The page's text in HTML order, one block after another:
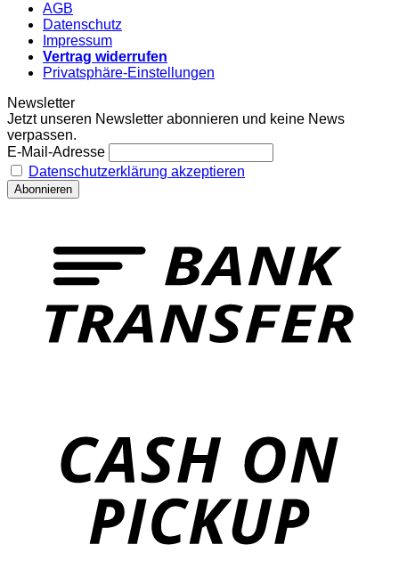
AGB
Datenschutz
Impressum
Vertrag widerrufen
Privatsphäre-Einstellungen
Newsletter
Jetzt unseren Newsletter abonnieren und keine News
verpassen.
E-Mail-Adresse
Datenschutzerklärung akzeptieren